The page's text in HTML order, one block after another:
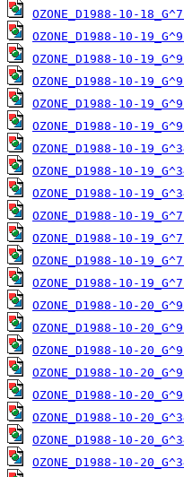
OZONE_D1988-10-
OZONE_D1988-10-
OZONE_D1988-10-
OZONE_D1988-10-
OZONE_D1988-10-
OZONE_D1988-10-
OZONE_D1988-10-
OZONE_D1988-10-
OZONE_D1988-10-
OZONE_D1988-10-
OZONE_D1988-10-
OZONE_D1988-10-
OZONE_D1988-10-
OZONE_D1988-10-
OZONE_D1988-10-
OZONE_D1988-10-
OZONE_D1988-10-
OZONE_D1988-10-
OZONE_D1988-10-
OZONE_D1988-10-
OZONE_D1988-10-